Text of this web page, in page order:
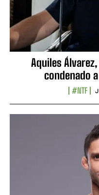
Aquiles
condenado
#NTF